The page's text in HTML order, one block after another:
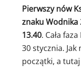
Pierwszy nów
znaku Wodnika
13.40. Cała
30 stycznia.
początki, a tutaj